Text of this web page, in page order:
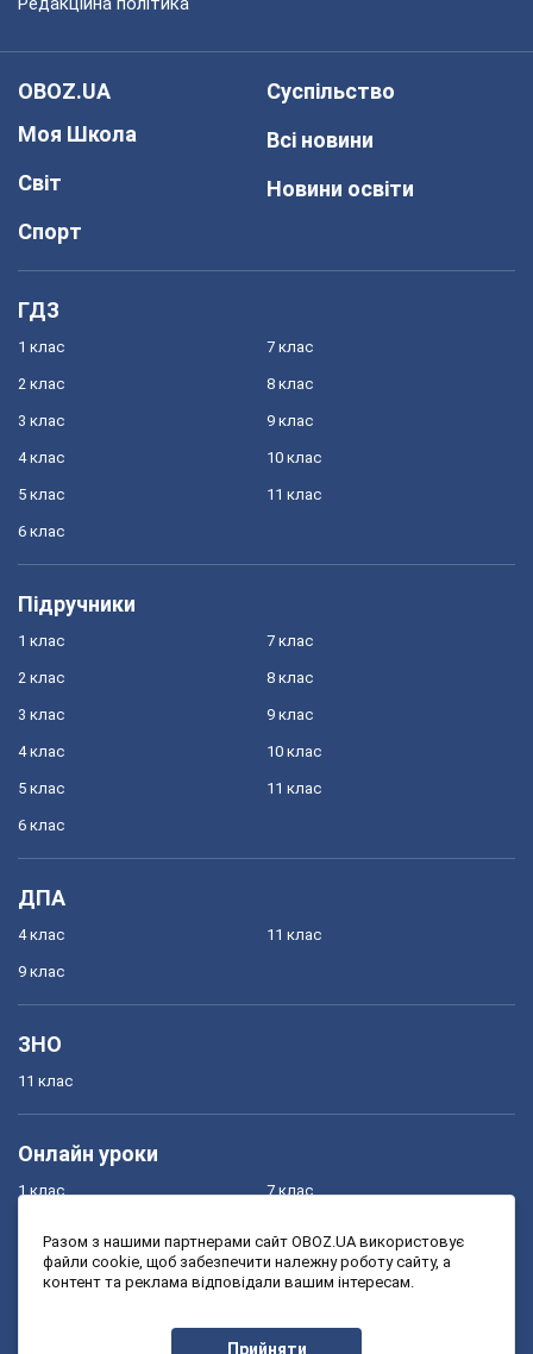
OBOZ.UA
Моя Школа
Світ
Спорт
Суспільство
Всі новини
Новини освіти
ГДЗ
1 клас
2 клас
3 клас
4 клас
5 клас
6 клас
7 клас
8 клас
9 клас
10 клас
11 клас
Підручники
1 клас
2 клас
3 клас
4 клас
5 клас
6 клас
7 клас
8 клас
9 клас
10 клас
11 клас
ДПА
4 клас
9 клас
11 клас
ЗНО
11 клас
Онлайн уроки
1 клас
3 клас
7 клас
9 клас
Разом з нашими партнерами сайт OBOZ.UA використовує
файли cookie, щоб забезпечити належну роботу сайту, а
контент та реклама відповідали вашим інтересам.
Прийняти